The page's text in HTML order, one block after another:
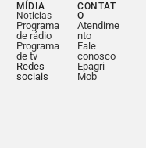
MÍDIA
Noticias
Programa
de rádio
Programa
de tv
Redes
sociais
CONTAT
O
Atendime
nto
Fale
conosco
Epagri
Mob